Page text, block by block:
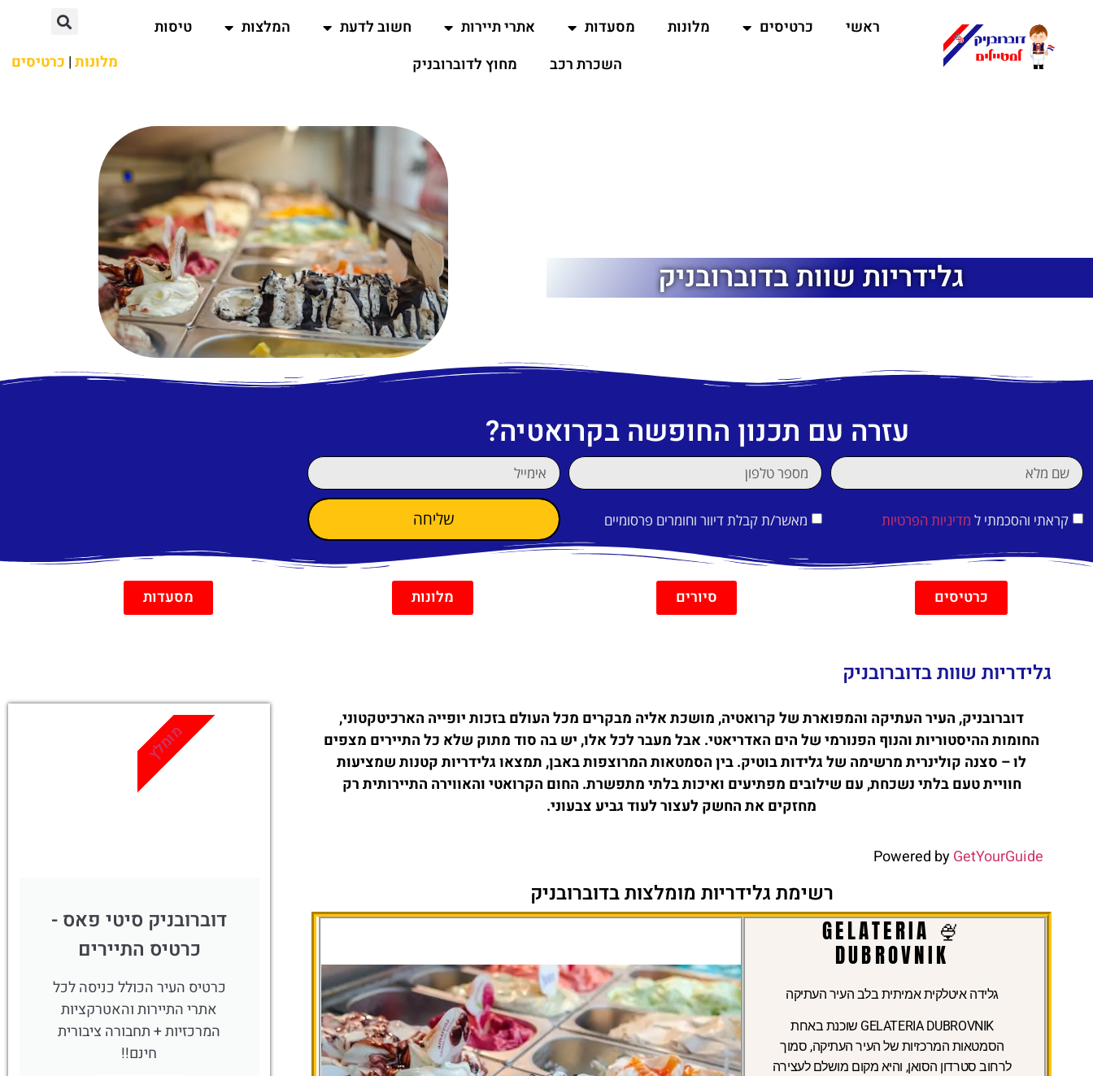
ראשי כרטיסים מלונות מסעדות אתרי תיירות חשוב לדעת המלצות
טיסות
השכרת רכב
מחוץ לדוברובניק מלונות| כרטיסים
גלידריות שוות בדוברובניק
עזרה עם תכנון החופשה בקרואטיה?
קראתי והסכמתי ל מדיניות הפרטיות מאשר/ת קבלת דיוור וחומרים פרסומיים שליחה
כרטיסים סיורים מלונות מסעדות
גלידריות שוות בדוברובניק
דוברובניק, העיר העתיקה והמפוארת של קרואטיה, מושכת אליה מבקרים מכל העולם בזכות יופייה הארכיטקטוני,
החומות ההיסטוריות והנוף הפנורמי של הים האדריאטי. אבל מעבר לכל אלו, יש בה סוד מתוק שלא כל התיירים מצפים
לו – סצנה קולינרית מרשימה של גלידות בוטיק. בין הסמטאות המרוצפות באבן, תמצאו גלידריות קטנות שמציעות
חוויית טעם בלתי נשכחת, עם שילובים מפתיעים ואיכות בלתי מתפשרת. החום הקרואטי והאווירה התיירותית רק
מחזקים את החשק לעצור לעוד גביע צבעוני.
Powered byGetYourGuide
רשימת גלידריות מומלצות בדוברובניק
🍨 GELATERIA
DUBROVNIK
גלידה איטלקית אמיתית בלב העיר העתיקה
GELATERIA DUBROVNIK שוכנת באחת
הסמטאות המרכזיות של העיר העתיקה, סמוך
לרחוב סטרדון הסואן, והיא מקום מושלם לעצירה
דוברובניק סיטי פאס -
כרטיס התיירים
כרטיס העיר הכולל כניסה לכל
אתרי התיירות והאטרקציות
המרכזיות + תחבורה ציבורית
חינם!!
מומלץ